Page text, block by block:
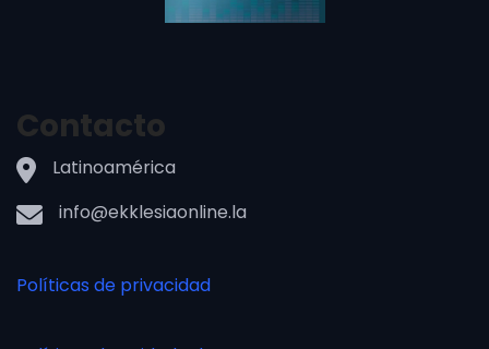
Contacto
Latinoamérica
info@ekklesiaonline.la
Políticas de privacidad